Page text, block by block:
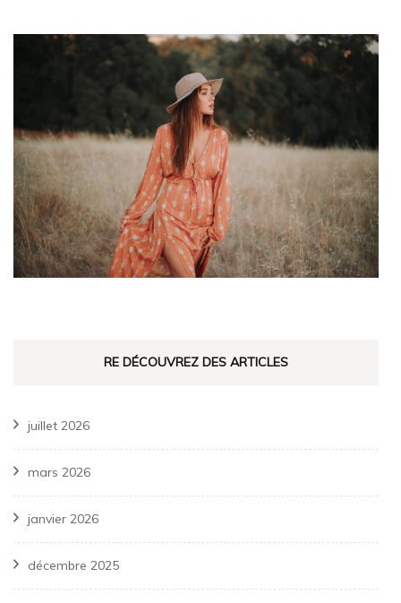
RE DÉCOUVREZ DES ARTICLES
juillet 2026
mars 2026
janvier 2026
décembre 2025